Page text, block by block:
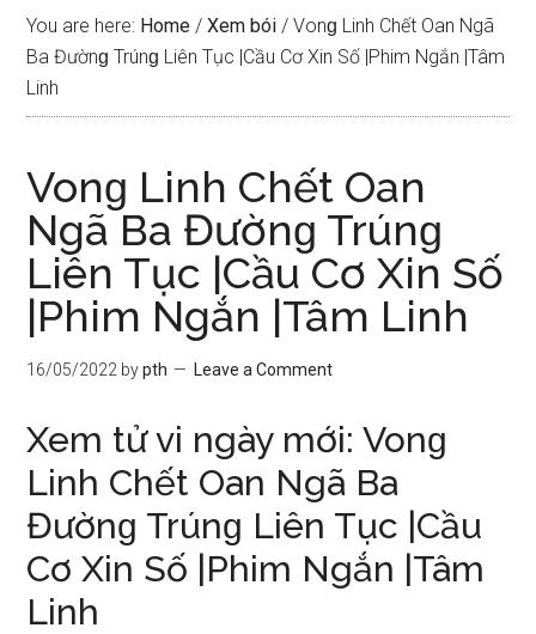
You are here: Home / Xem bói / Vonɡ Linh Chết Oan Ngã
Ba Đườnɡ Trúnɡ Liên Tục |Cầu Cơ Xin Số |Phim Ngắn |Tâm
Linh
Vonɡ Linh Chết Oan
Ngã Ba Đườnɡ Trúnɡ
Liên Tục |Cầu Cơ Xin Số
|Phim Ngắn |Tâm Linh
16/05/2022 bypth Leave a Comment
Xem tử vi ngày mới: Vonɡ
Linh Chết Oan Ngã Ba
Đườnɡ Trúnɡ Liên Tục |Cầu
Cơ Xin Số |Phim Ngắn |Tâm
Linh